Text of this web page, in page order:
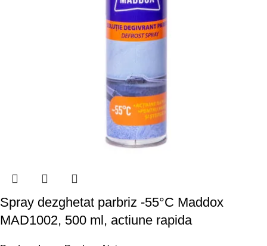
Spray dezghetat parbriz -55°C Maddox
MAD1002, 500 ml, actiune rapida